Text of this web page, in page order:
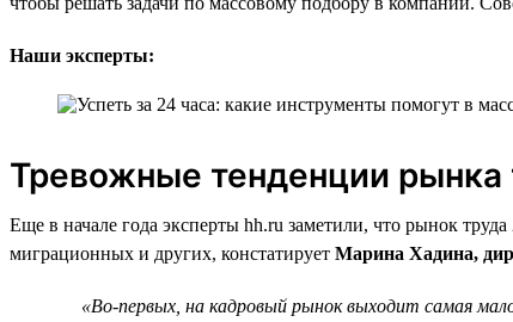
Наши эксперты:
Тревожные тенденции рынка
Еще в начале года эксперты hh.ru заметили, что рынок
миграционных и других, констатирует Марина Хадина,
«Во-первых, на кадровый рынок выходит самая